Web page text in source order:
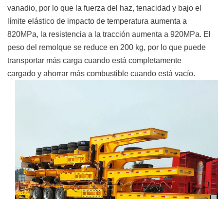
vanadio, por lo que la fuerza del haz, tenacidad y bajo el
límite elástico de impacto de temperatura aumenta a
820MPa, la resistencia a la tracción aumenta a 920MPa. El
peso del remolque se reduce en 200 kg, por lo que puede
transportar más carga cuando está completamente
cargado y ahorrar más combustible cuando está vacío.